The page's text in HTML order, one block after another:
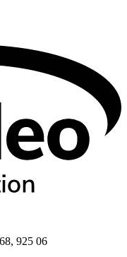
925 06